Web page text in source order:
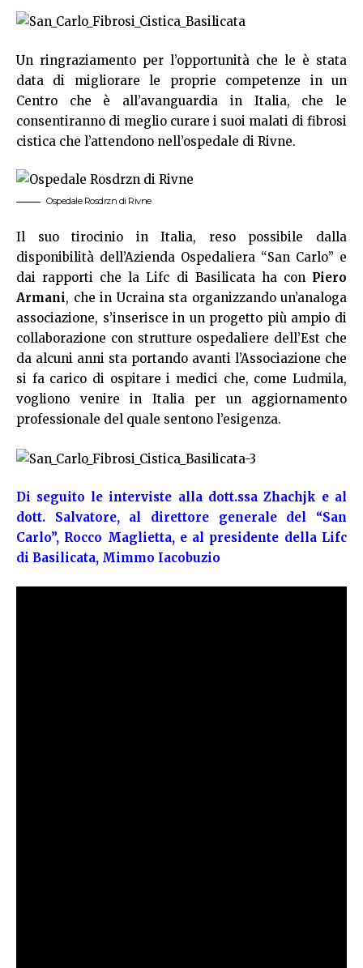
Un ringraziamento per l’opportunità che le è stata
data di migliorare le proprie competenze in un
Centro che è all’avanguardia in Italia, che le
consentiranno di meglio curare i suoi malati di fibrosi
cistica che l’attendono nell’ospedale di Rivne.
Ospedale Rosdrzn di Rivne
Il suo tirocinio in Italia, reso possibile dalla
disponibilità dell’Azienda Ospedaliera “San Carlo” e
dai rapporti che la Lifc di Basilicata ha con Piero
Armani, che in Ucraina sta organizzando un’analoga
associazione, s’inserisce in un progetto più ampio di
collaborazione con strutture ospedaliere dell’Est che
da alcuni anni sta portando avanti l’Associazione che
si fa carico di ospitare i medici che, come Ludmila,
vogliono venire in Italia per un aggiornamento
professionale del quale sentono l’esigenza.
Di seguito le interviste alla dott.ssa Zhachjk e al
dott. Salvatore, al direttore generale del “San
Carlo”, Rocco Maglietta, e al presidente della Lifc
di Basilicata, Mimmo Iacobuzio